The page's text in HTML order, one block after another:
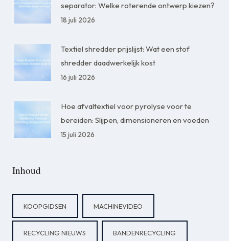
separator: Welke roterende ontwerp kiezen?
18 juli 2026
Textiel shredder prijslijst: Wat een stof
shredder daadwerkelijk kost
16 juli 2026
Hoe afvaltextiel voor pyrolyse voor te
bereiden: Slijpen, dimensioneren en voeden
15 juli 2026
Inhoud
KOOPGIDSEN MACHINEVIDEO
RECYCLING NIEUWS BANDENRECYCLING